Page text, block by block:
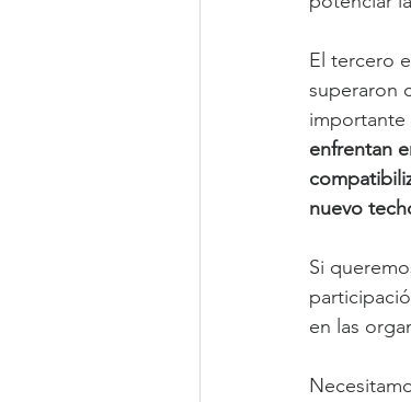
El tercero
superaron
importante
enfrentan
nuevo
Si
en las